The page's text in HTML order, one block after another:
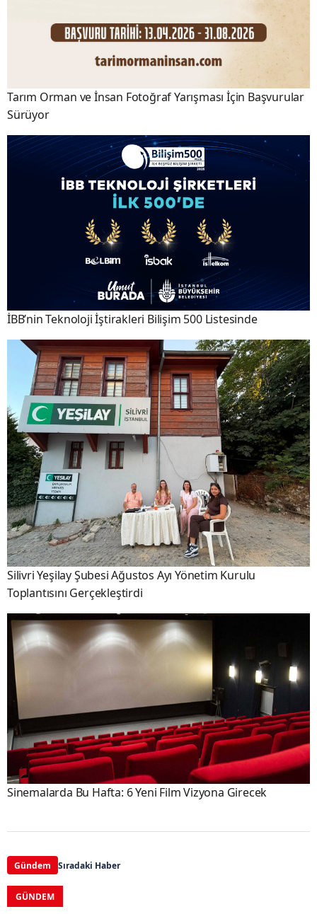
Tarım Orman ve İnsan Fotoğraf Yarışması İçin Başvurular
Sürüyor
İBB’nin Teknoloji İştirakleri Bilişim 500 Listesinde
Silivri Yeşilay Şubesi Ağustos Ayı Yönetim Kurulu
Toplantısını Gerçekleştirdi
Sinemalarda Bu Hafta: 6 Yeni Film Vizyona Girecek
Gündem Sıradaki Haber
GÜNDEM